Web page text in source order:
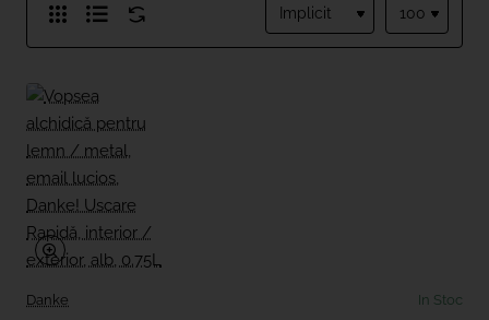
Danke In Stoc